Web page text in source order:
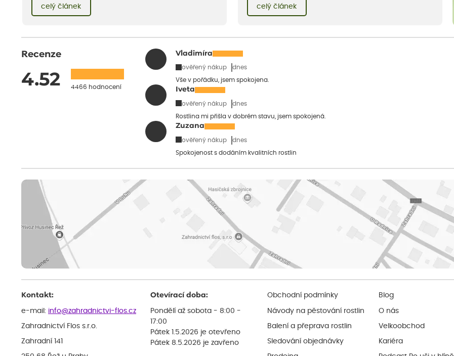
léto bez pravidelné zálivky. Pojďme se podívat, které to jsou.
celý článek
jakými trvalkami a travinami denivky nejlépe ladí.
celý článek
Recenze
4.52 4466 hodnocení
Vladimíra
ověřený nákup dnes
Vše v pořádku, jsem spokojena.
Iveta
ověřený nákup dnes
Rostlina mi přišla v dobrém stavu, jsem spokojená.
Zuzana
ověřený nákup dnes
Spokojenost s dodáním kvalitních rostlin
Kontakt:
e-mail: info@zahradnictvi-flos.cz
Zahradnictví Flos s.r.o.
Zahradní 141
Otevírací doba:
Pondělí až sobota - 8:00 -
17:00
Pátek 1.5.2026 je otevřeno
Pátek 8.5.2026 je zavřeno
Obchodní podmínky
Návody na pěstování rostlin
Balení a přeprava rostlin
Sledování objednávky
Blog
O nás
Velkoobchod
Kariéra